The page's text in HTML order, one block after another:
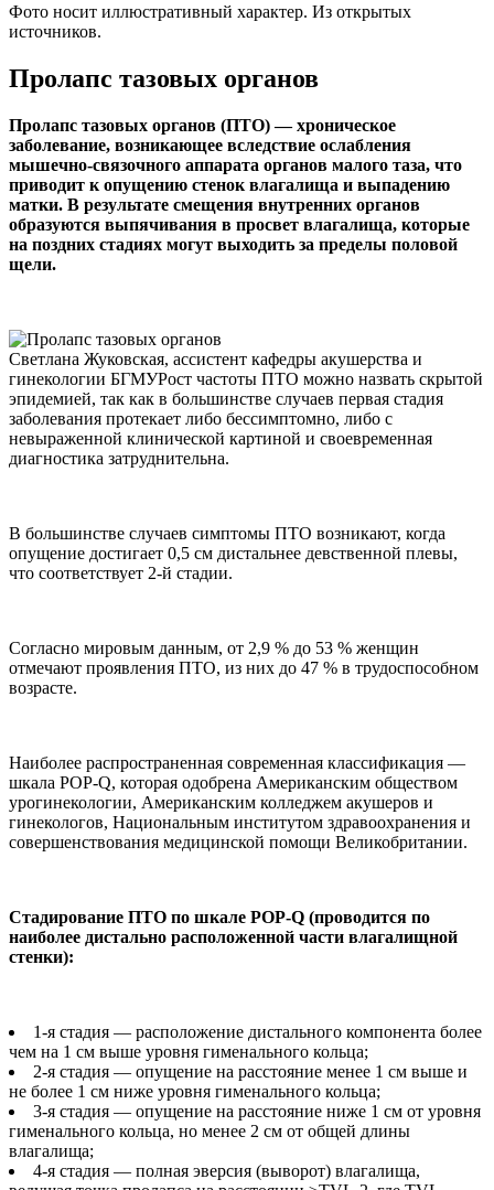
Фото носит иллюстративный характер. Из открытых
источников.
Пролапс тазовых органов
Пролапс тазовых органов (ПТО) — хроническое
заболевание, возникающее вследствие ослабления
мышечно-связочного аппарата органов малого таза, что
приводит к опущению стенок влагалища и выпадению
матки. В результате смещения внутренних органов
образуются выпячивания в просвет влагалища, которые
на поздних стадиях могут выходить за пределы половой
щели.
Светлана Жуковская, ассистент кафедры акушерства и
гинекологии БГМУРост частоты ПТО можно назвать скрытой
эпидемией, так как в большинстве случаев первая стадия
заболевания протекает либо бессимптомно, либо с
невыраженной клинической картиной и своевременная
диагностика затруднительна.
В большинстве случаев симптомы ПТО возникают, когда
опущение достигает 0,5 см дистальнее девственной плевы,
что соответствует 2-й стадии.
Согласно мировым данным, от 2,9 % до 53 % женщин
отмечают проявления ПТО, из них до 47 % в трудоспособном
возрасте.
Наиболее распространенная современная классификация —
шкала POP-Q, которая одобрена Американским обществом
урогинекологии, Американским колледжем акушеров и
гинекологов, Национальным институтом здравоохранения и
совершенствования медицинской помощи Великобритании.
Стадирование ПТО по шкале POP-Q (проводится по
наиболее дистально расположенной части влагалищной
стенки):
1-я стадия — расположение дистального компонента более
чем на 1 см выше уровня гименального кольца;
2-я стадия — опущение на расстояние менее 1 см выше и
не более 1 см ниже уровня гименального кольца;
3-я стадия — опущение на расстояние ниже 1 см от уровня
гименального кольца, но менее 2 см от общей длины
влагалища;
4-я стадия — полная эверсия (выворот) влагалища,